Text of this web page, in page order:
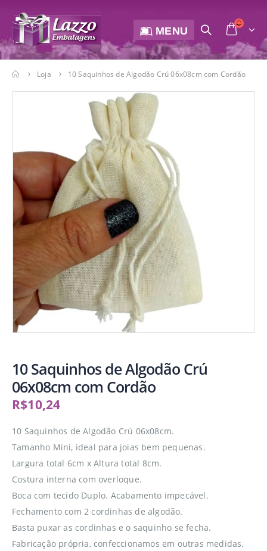
MENU
Loja 10 Saquinhos de Algodão Crú 06x08cm com Cordão
10 Saquinhos de Algodão Crú
06x08cm com Cordão
R$10,24
10 Saquinhos de Algodão Crú 06x08cm.
Tamanho Mini, ideal para joias bem pequenas.
Largura total 6cm x Altura total 8cm.
Costura interna com overloque.
Boca com tecido Duplo. Acabamento impecável.
Fechamento com 2 cordinhas de algodão.
Basta puxar as cordinhas e o saquinho se fecha.
Fabricação própria, confeccionamos em outras medidas.